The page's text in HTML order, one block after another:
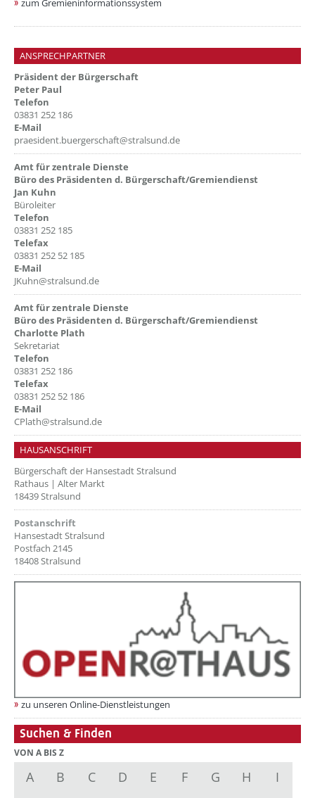
zum Gremieninformationssystem
ANSPRECHPARTNER
Präsident der Bürgerschaft
Peter Paul
Telefon
03831 252 186
E-Mail
praesident.buergerschaft@stralsund.de
Amt für zentrale Dienste
Büro des Präsidenten d. Bürgerschaft/Gremiendienst
Jan Kuhn
Büroleiter
Telefon
03831 252 185
Telefax
03831 252 52 185
E-Mail
JKuhn@stralsund.de
Amt für zentrale Dienste
Büro des Präsidenten d. Bürgerschaft/Gremiendienst
Charlotte Plath
Sekretariat
Telefon
03831 252 186
Telefax
03831 252 52 186
E-Mail
CPlath@stralsund.de
HAUSANSCHRIFT
Bürgerschaft der Hansestadt Stralsund
Rathaus | Alter Markt
18439 Stralsund
Postanschrift
Hansestadt Stralsund
Postfach 2145
18408 Stralsund
zu unseren Online-Dienstleistungen
Suchen & Finden
VON A BIS Z
A B C D E F G H
I